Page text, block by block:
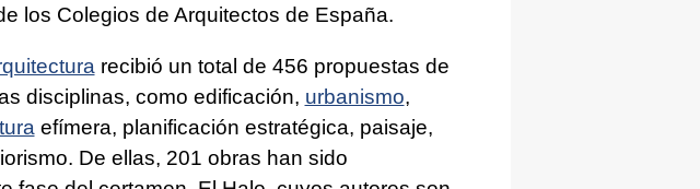
los Colegios de Arquitectos de España.
recibió un total de 456 propuestas de
disciplinas, como edificación, urbanismo,
efímera, planificación estratégica, paisaje,
De ellas, 201 obras han sido